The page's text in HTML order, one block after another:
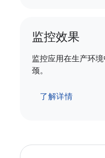
监控效果
监控应用在生产环
颈。
了解详情